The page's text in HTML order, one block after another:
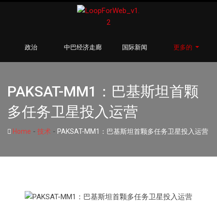
政治 中巴经济走廊 国际新闻 更多的
PAKSAT-MM1：巴基斯坦首颗
多任务卫星投入运营
Home - 技术 - PAKSAT-MM1：巴基斯坦首颗多任务卫星投入运营